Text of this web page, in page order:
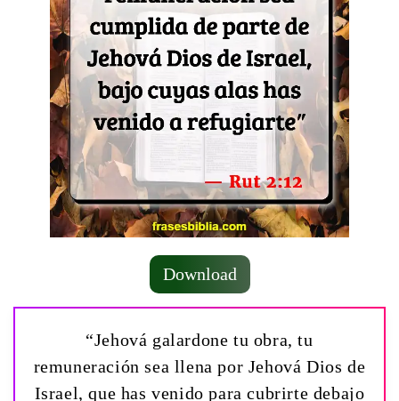
Download
“Jehová galardone tu obra, tu
remuneración sea llena por Jehová Dios de
Israel, que has venido para cubrirte debajo